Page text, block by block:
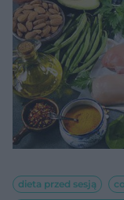
dieta przed sesją